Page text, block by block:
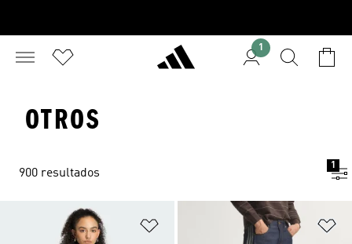
1
OTROS
900 resultados
1
Añadir a la lista de deseos